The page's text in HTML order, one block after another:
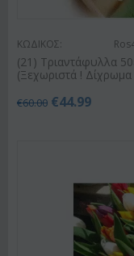
ΚΩΔΙΚΟΣ:
(21) Τριαντάφυλλα
(Ξεχωριστά !
€60.00 €44.99